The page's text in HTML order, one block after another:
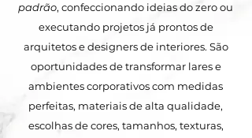
padrão, confeccionando ideias do zero ou
executando projetos já prontos de
arquitetos e designers de interiores. São
oportunidades de transformar lares e
ambientes corporativos com medidas
perfeitas, materiais de alta qualidade,
escolhas de cores, tamanhos, texturas,